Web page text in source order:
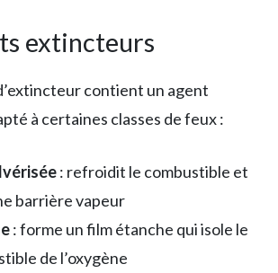
extincteurs
contient un agent
à certaines classes de feux :
: refroidit le combustible et
barrière vapeur
: forme un film étanche qui isole le
de l’oxygène